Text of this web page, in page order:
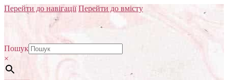
Перейти до навігації Перейти до вмісту
Пошук
×